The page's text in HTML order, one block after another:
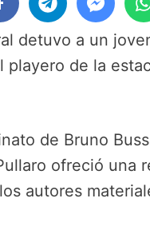
detuvo a un
de la
de Bruno
ofreció una
autores